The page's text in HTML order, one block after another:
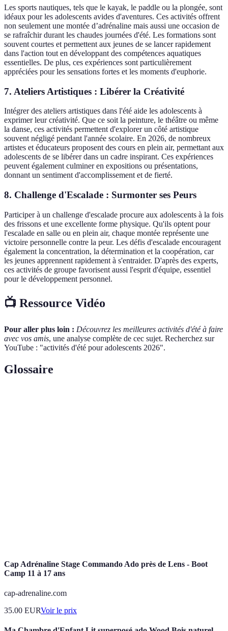
Les sports nautiques, tels que le kayak, le paddle ou la plongée, sont
idéaux pour les adolescents avides d'aventures. Ces activités offrent
non seulement une montée d’adrénaline mais aussi une occasion de
se rafraîchir durant les chaudes journées d'été. Les formations sont
souvent courtes et permettent aux jeunes de se lancer rapidement
dans l'action tout en développant des compétences aquatiques
essentielles. De plus, ces expériences sont particulièrement
appréciées pour les sensations fortes et les moments d'euphorie.
7. Ateliers Artistiques : Libérer la Créativité
Intégrer des ateliers artistiques dans l'été aide les adolescents à
exprimer leur créativité. Que ce soit la peinture, le théâtre ou même
la danse, ces activités permettent d'explorer un côté artistique
souvent négligé pendant l'année scolaire. En 2026, de nombreux
artistes et éducateurs proposent des cours en plein air, permettant aux
adolescents de se libérer dans un cadre inspirant. Ces expériences
peuvent également culminer en expositions ou présentations,
donnant un sentiment d'accomplissement et de fierté.
8. Challenge d'Escalade : Surmonter ses Peurs
Participer à un challenge d'escalade procure aux adolescents à la fois
des frissons et une excellente forme physique. Qu'ils optent pour
l'escalade en salle ou en plein air, chaque montée représente une
victoire personnelle contre la peur. Les défis d'escalade encouragent
également la concentration, la détermination et la coopération, car
les jeunes apprennent rapidement à s'entraider. D'après des experts,
ces activités de groupe favorisent aussi l'esprit d'équipe, essentiel
pour le développement personnel.
📺 Ressource Vidéo
Pour aller plus loin : Découvrez les meilleures activités d'été à faire
avec vos amis, une analyse complète de cec sujet. Recherchez sur
YouTube : "activités d'été pour adolescents 2026".
Glossaire
Cap Adrénaline Stage Commando Ado près de Lens - Boot
Camp 11 à 17 ans
cap-adrenaline.com
35.00 EURVoir le prix